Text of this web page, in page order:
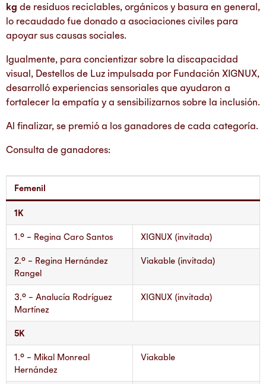
kg de residuos reciclables, orgánicos y basura en general,
lo recaudado fue donado a asociaciones civiles para
apoyar sus causas sociales.
Igualmente, para concientizar sobre la discapacidad
visual, Destellos de Luz impulsada por Fundación XIGNUX,
desarrolló experiencias sensoriales que ayudaron a
fortalecer la empatía y a sensibilizarnos sobre la inclusión.
Al finalizar, se premió a los ganadores de cada categoría.
Consulta de ganadores:
Femenil
1K
1.° – Regina Caro Santos XIGNUX (invitada)
2.° – Regina Hernández
Rangel
Viakable (invitada)
3.° – Analucía Rodríguez
Martínez
XIGNUX (invitada)
5K
1.° – Mikal Monreal
Hernández
Viakable